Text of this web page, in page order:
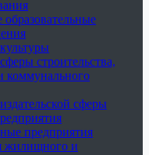
строительства,
сферы
предприятия
жилищного и